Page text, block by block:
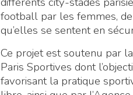
football par les femmes,
qu’elles se sentent en
Ce projet est soutenu par
Paris Sportives dont
favorisant la pratique